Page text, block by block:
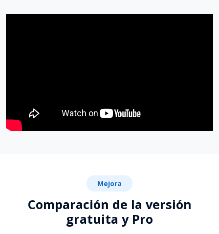
Mejora
Comparación de la versión
gratuita y Pro